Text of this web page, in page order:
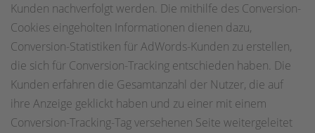
Kunden nachverfolgt werden. Die mithilfe des Conversion-
Cookies eingeholten Informationen dienen dazu,
Conversion-Statistiken für AdWords-Kunden zu erstellen,
die sich für Conversion-Tracking entschieden haben. Die
Kunden erfahren die Gesamtanzahl der Nutzer, die auf
ihre Anzeige geklickt haben und zu einer mit einem
Conversion-Tracking-Tag versehenen Seite weitergeleitet